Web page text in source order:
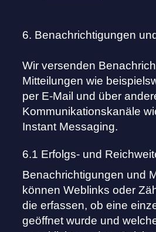
6. Benachrichtigungen
Wir versenden
Mitteilungen wie
per E-Mail und über
Kommunikationskanäle
Instant Messaging.
6.1 Erfolgs- und
Benachrichtigungen und
können Weblinks oder
die erfassen, ob eine
geöffnet wurde und